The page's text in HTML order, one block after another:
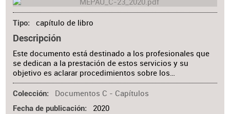
Tipo capítulo de libro
Descripción
Este documento está destinado a los profesionales que
se dedican a la prestación de estos servicios y su
objetivo es aclarar procedimientos sobre los…
Colección Documentos C - Capítulos
Fecha de publicación 2020